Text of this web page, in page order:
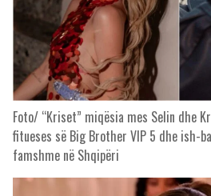
Foto/ “Kriset” miqësia mes Selin dhe
fitueses së Big Brother VIP 5 dhe ish-
famshme në Shqipëri